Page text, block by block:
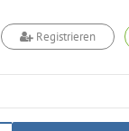
Registrieren